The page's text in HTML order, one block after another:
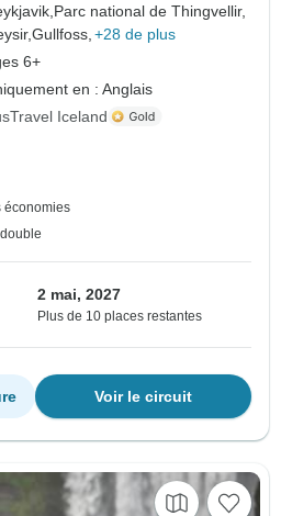
Parc national de Thingvellir,
Gullfoss, +28 de plus
6+
en : Anglais
Iceland
économies
2 mai, 2027
Plus de 10 places restantes
Voir le circuit